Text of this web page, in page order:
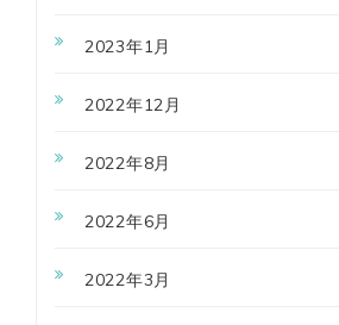
2023年1月
2022年12月
2022年8月
2022年6月
2022年3月